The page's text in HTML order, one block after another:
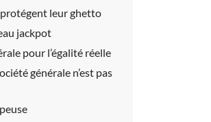
protégent leur ghetto
jackpot
pour l’égalité réelle
générale n’est pas